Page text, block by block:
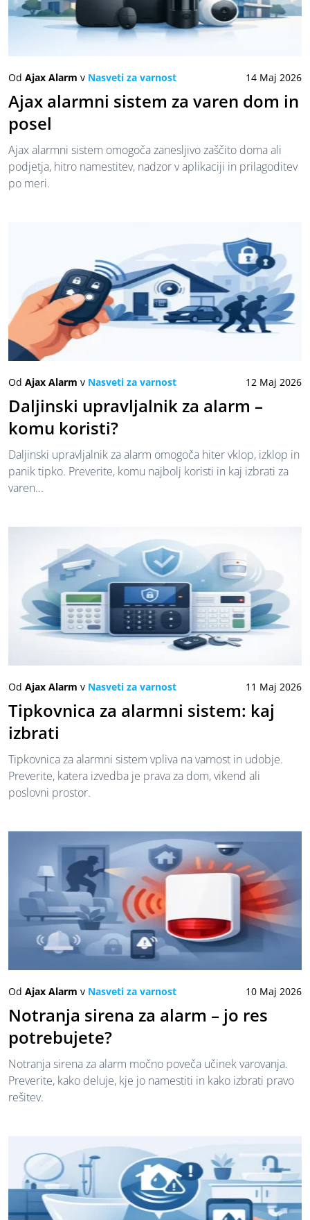
Od Ajax Alarm v Nasveti za varnost 14 Maj 2026
Ajax alarmni sistem za varen dom in
posel
Ajax alarmni sistem omogoča zanesljivo zaščito doma ali
podjetja, hitro namestitev, nadzor v aplikaciji in prilagoditev
po meri.
Od Ajax Alarm v Nasveti za varnost 12 Maj 2026
Daljinski upravljalnik za alarm –
komu koristi?
Daljinski upravljalnik za alarm omogoča hiter vklop, izklop in
panik tipko. Preverite, komu najbolj koristi in kaj izbrati za
varen...
Od Ajax Alarm v Nasveti za varnost 11 Maj 2026
Tipkovnica za alarmni sistem: kaj
izbrati
Tipkovnica za alarmni sistem vpliva na varnost in udobje.
Preverite, katera izvedba je prava za dom, vikend ali
poslovni prostor.
Od Ajax Alarm v Nasveti za varnost 10 Maj 2026
Notranja sirena za alarm – jo res
potrebujete?
Notranja sirena za alarm močno poveča učinek varovanja.
Preverite, kako deluje, kje jo namestiti in kako izbrati pravo
rešitev.